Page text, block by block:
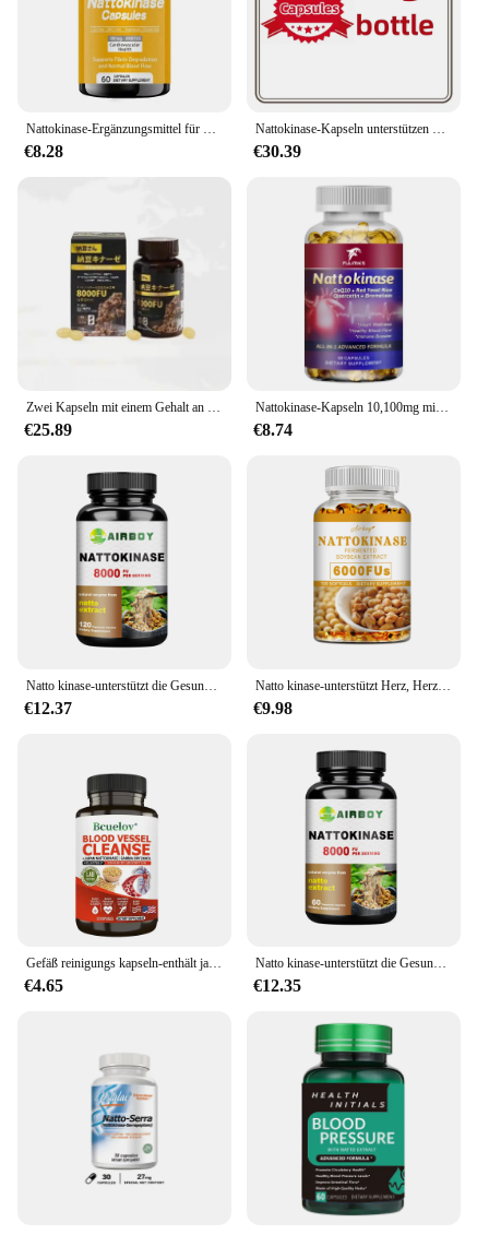
€8.28 €30.39
€25.89
Nattokinase-Kapseln 10,100mg mit coq10 rotem Hefe-Reis-Quercetin-Bromelain -Immun-Booster
€8.74
€12.37
Natto kinase-unterstützt Herz, Herz-Kreislauf-Gesundheit, fördert die Durchblutung und verbessert die Immunität-120 Kapseln
€9.98
Gefäß reinigungs kapseln-enthält japanische Natto kinase, die die Durchblutung und die Flexibilität der Blutgefäße unterstützt
€4.65
Natto kinase-unterstützt die Gesundheit von Herz und Blutgefäßen und fördert die Durchblutung-60 Kapseln
€12.35